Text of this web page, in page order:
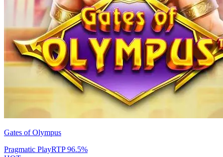
Gates of Olympus
Pragmatic PlayRTP96.5%